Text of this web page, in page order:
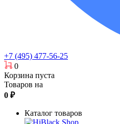
+7 (495) 477-56-25
0
Корзина пуста
Товаров на
0 ₽
Каталог товаров